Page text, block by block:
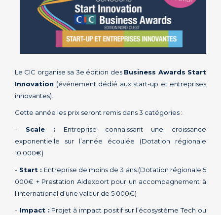
Le CIC organise sa 3e édition des Business Awards Start
Innovation (événement dédié aux start-up et entreprises
innovantes).
Cette année les prix seront remis dans 3 catégories :
- Scale : Entreprise connaissant une croissance
exponentielle sur l’année écoulée (Dotation régionale
10 000€)
- Start : Entreprise de moins de 3 ans.(Dotation régionale 5
000€ + Prestation Aidexport pour un accompagnement à
l’international d’une valeur de 5 000€)
- Impact : Projet à impact positif sur l’écosystème Tech ou